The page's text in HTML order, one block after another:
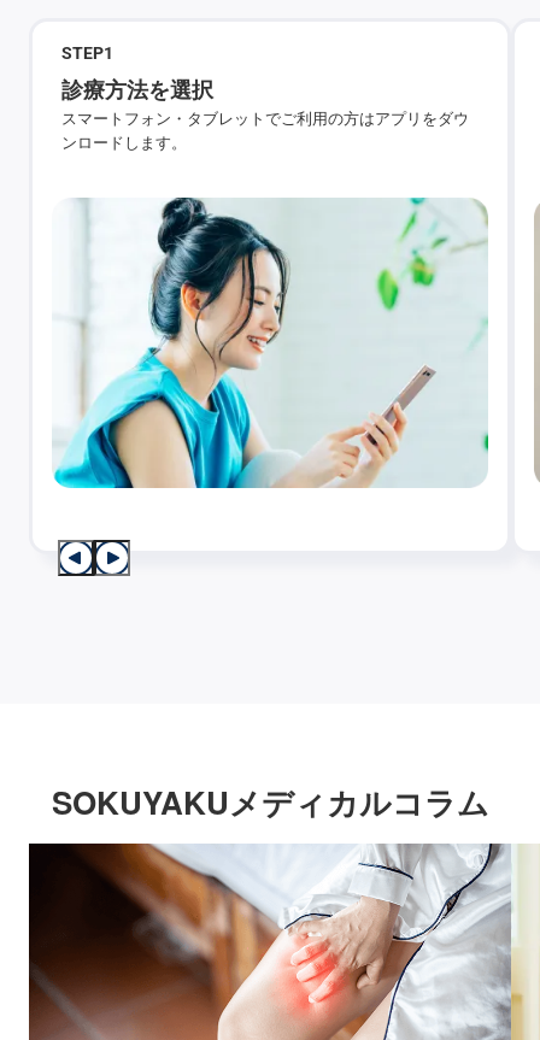
STEP1
診療方法を選択
スマートフォン・タブレットでご利用の方はアプリをダウ
ンロードします。
SOKUYAKUメディカルコラム